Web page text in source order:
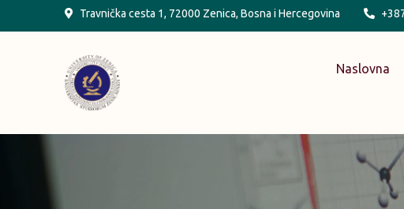
to
Travnička cesta 1, 72000 Zenica, Bosna i Hercegovina
Naslovna